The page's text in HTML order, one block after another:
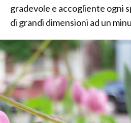
gradevole e accogliente ogni
di grandi dimensioni ad un